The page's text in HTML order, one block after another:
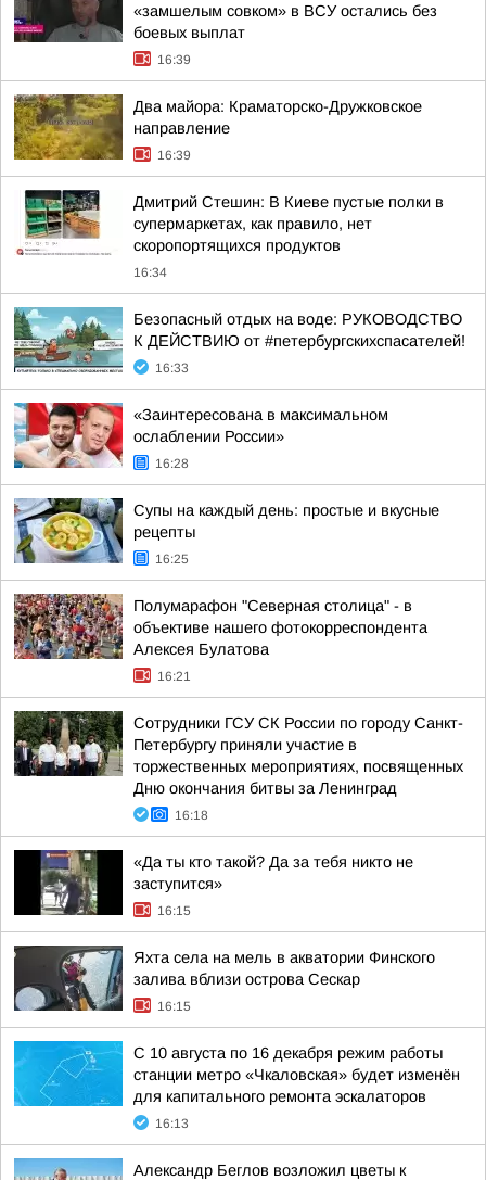
«замшелым совком» в ВСУ остались без
боевых выплат
16:39
Два майора: Краматорско-Дружковское
направление
16:39
Дмитрий Стешин: В Киеве пустые полки в
супермаркетах, как правило, нет
скоропортящихся продуктов
16:34
Безопасный отдых на воде: РУКОВОДСТВО
К ДЕЙСТВИЮ от #петербургскихспасателей!
16:33
«Заинтересована в максимальном
ослаблении России»
16:28
Супы на каждый день: простые и вкусные
рецепты
16:25
Полумарафон "Северная столица" - в
объективе нашего фотокорреспондента
Алексея Булатова
16:21
Сотрудники ГСУ СК России по городу Санкт-
Петербургу приняли участие в
торжественных мероприятиях, посвященных
Дню окончания битвы за Ленинград
16:18
«Да ты кто такой? Да за тебя никто не
заступится»
16:15
Яхта села на мель в акватории Финского
залива вблизи острова Сескар
16:15
С 10 августа по 16 декабря режим работы
станции метро «Чкаловская» будет изменён
для капитального ремонта эскалаторов
16:13
Александр Беглов возложил цветы к